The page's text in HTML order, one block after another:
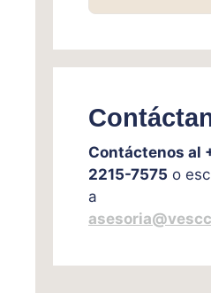
Contáctenos al
2215-7575 o
a